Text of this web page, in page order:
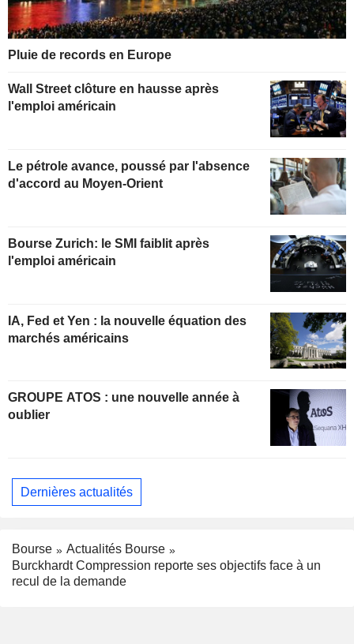
Pluie de records en Europe
Wall Street clôture en hausse après
l'emploi américain
Le pétrole avance, poussé par l'absence
d'accord au Moyen-Orient
Bourse Zurich: le SMI faiblit après
l'emploi américain
IA, Fed et Yen : la nouvelle équation des
marchés américains
GROUPE ATOS : une nouvelle année à
oublier
Dernières actualités
Bourse
Actualités Bourse
Burckhardt Compression reporte ses objectifs face à un
recul de la demande